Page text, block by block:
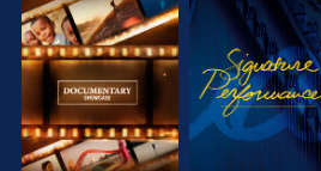
DÉCOUVRIR LES
SÉRIES
REGARDER